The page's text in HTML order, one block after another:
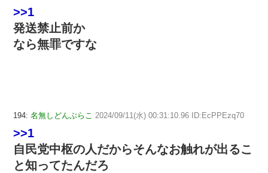
>>1
発送禁止前か
なら無罪ですな
194: 名無しどんぶらこ 2024/09/11(水) 00:31:10.96 ID:EcPPEzq70
>>1
自民党中枢の人だからそんなお触れが出るこ
と知ってたんだろ